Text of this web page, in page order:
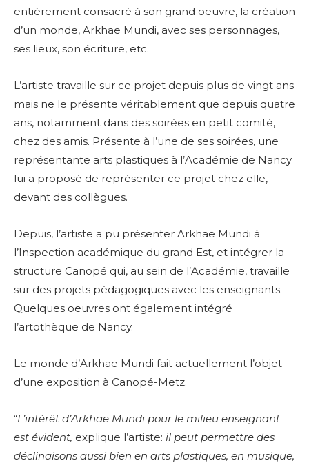
entièrement consacré à son grand oeuvre, la création
d’un monde, Arkhae Mundi, avec ses personnages,
ses lieux, son écriture, etc.
L’artiste travaille sur ce projet depuis plus de vingt ans
mais ne le présente véritablement que depuis quatre
ans, notamment dans des soirées en petit comité,
chez des amis. Présente à l’une de ses soirées, une
représentante arts plastiques à l’Académie de Nancy
lui a proposé de représenter ce projet chez elle,
devant des collègues.
Depuis, l’artiste a pu présenter Arkhae Mundi à
l’Inspection académique du grand Est, et intégrer la
structure Canopé qui, au sein de l’Académie, travaille
sur des projets pédagogiques avec les enseignants.
Quelques oeuvres ont également intégré
l’artothèque de Nancy.
Le monde d’Arkhae Mundi fait actuellement l’objet
d’une exposition à Canopé-Metz.
“L’intérêt d’Arkhae Mundi pour le milieu enseignant
est évident, explique l’artiste: il peut permettre des
déclinaisons aussi bien en arts plastiques, en musique,